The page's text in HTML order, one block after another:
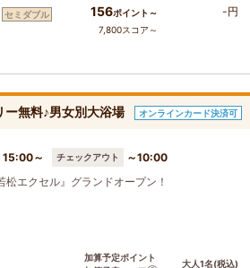
セミダブル 156ポイント～
7,800スコア～
-円
ー無料♪男女別大浴場 オンラインカード決済可
15:00～ チェックアウト
～10:00
エクセル』グランドオープン！
加算予定ポイント
大人1名(税込)